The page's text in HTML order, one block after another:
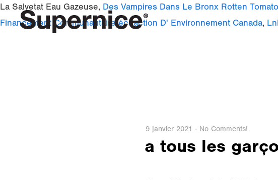
La Salvetat Eau Gazeuse, Des Vampires Dans Le Bronx Rotten
Financement Communautaire écoaction D' Environnement Canada,
9 janvier 2021 - No Comments!
a tous les